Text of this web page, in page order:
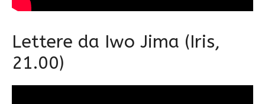
Lettere da Iwo Jima (Iris,
21.00)